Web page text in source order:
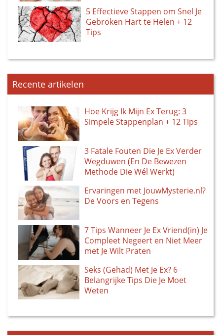
5 Effectieve Stappen om Snel Je
Gebroken Hart te Helen + 12
Tips
Recente artikelen
Hoe Krijg Ik Mijn Ex Terug: 3
Simpele Stappenplan + 12 Tips
3 Fatale Fouten Die Je Ex Verder
Wegduwen (En De Bewezen
Methode Die Wél Werkt)
Ervaringen met JouwMysterie.nl?
De Voors en Tegens
7 Tips Wanneer Je Ex Vriend(in) Je
Compleet Negeert en Niet Meer
met Je Wilt Praten
Seks (Gehad) Met Je Ex? 6
Belangrijke Tips Die Je Moet
Weten